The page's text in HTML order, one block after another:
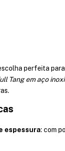
perfeita
Tang em aço
espessura: com